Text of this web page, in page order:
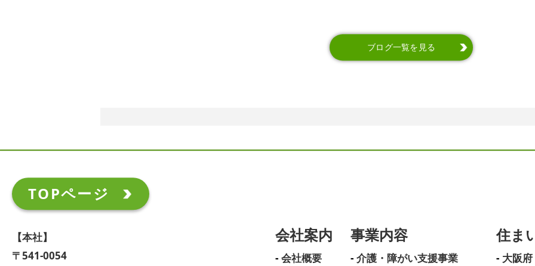
ブログ一覧を見る
TOPページ
【本社】
〒541-0054
会社案内
会社概要
事業内容
介護・障がい支援事業
住ま
大阪